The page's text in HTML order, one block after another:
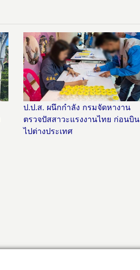
ป.ป.ส. ผนึกกำลัง กรมจัดหางาน
ตรวจปัสสาวะแรงงานไทย ก่อนบิน
ไปต่างประเทศ